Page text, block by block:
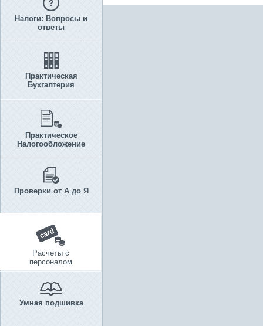
Налоги: Вопросы и
ответы
Практическая
Бухгалтерия
Практическое
Налогообложение
Проверки от А до Я
Расчеты с
персоналом
Умная подшивка